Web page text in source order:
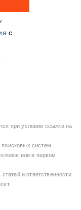
с
при условии ссылки на
систем
или в первом
и ответственности